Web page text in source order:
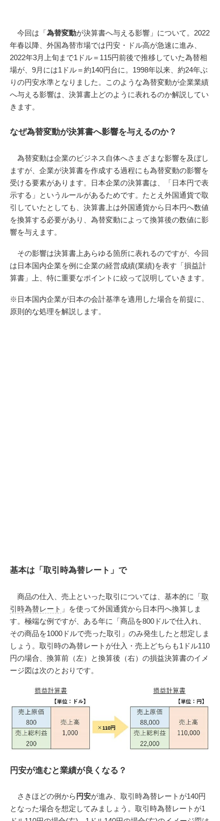
今回は「為替変動が決算書へ与える影響」について。2022
年春以降、外国為替市場では円安・ドル高が急速に進み、
2022年3月上旬まで1ドル＝115円前後で推移していた為替相
場が、9月には1ドル＝約140円台に。1998年以来、約24年ぶ
りの円安水準となりました。このような為替変動が企業業績
へ与える影響は、決算書上どのように表れるのか解説してい
きます。
なぜ為替変動が決算書へ影響を与えるのか？
為替変動は企業のビジネス自体へさまざまな影響を及ぼし
ますが、企業が決算書を作成する過程にも為替変動の影響を
受ける要素があります。日本企業の決算書は、「日本円で表
示する」というルールがあるためです。たとえ外国通貨で取
引していたとしても、決算書上は外国通貨から日本円へ数値
を換算する必要があり、為替変動によって換算後の数値に影
響を与えます。
その影響は決算書上あらゆる箇所に表れるのですが、今回
は日本国内企業を例に企業の経営成績(業績)を表す「損益計
算書」上、特に重要なポイントに絞って説明していきます。
※日本国内企業が日本の会計基準を適用した場合を前提に、
原則的な処理を解説します。
基本は「取引時為替レート」で
商品の仕入、売上といった取引については、基本的に「取
引時為替レート 」を使って外国通貨から日本円へ換算しま
す。極端な例ですが、ある年に「商品を800ドルで仕入れ、
その商品を1000ドルで売った取引」のみ発生したと想定しま
しょう。取引時の為替レートが仕入・売上どちらも1ドル110
円の場合、換算前（左）と換算後（右）の損益決算書のイメ
ージ図は次のとおりです。
円安が進むと業績が良くなる？
さきほどの例から 円安が進み、取引時為替レートが140円
となった場合を想定してみましょう。取引時為替レートが1